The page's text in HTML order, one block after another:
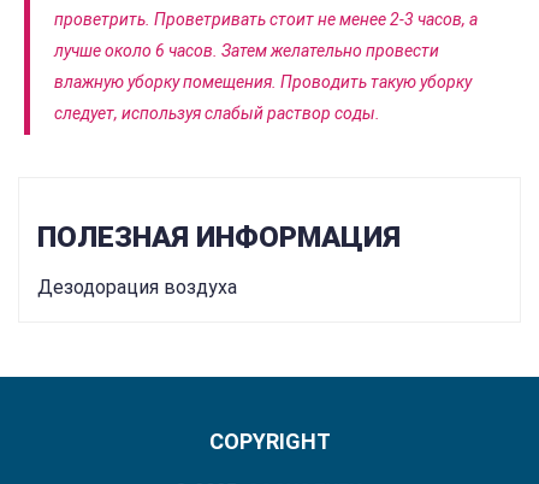
проветрить. Проветривать стоит не менее 2-3 часов, а
лучше около 6 часов. Затем желательно провести
влажную уборку помещения. Проводить такую уборку
следует, используя слабый раствор соды.
ПОЛЕЗНАЯ ИНФОРМАЦИЯ
Дезодорация воздуха
COPYRIGHT